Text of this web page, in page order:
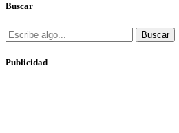
Buscar
Buscar
Publicidad